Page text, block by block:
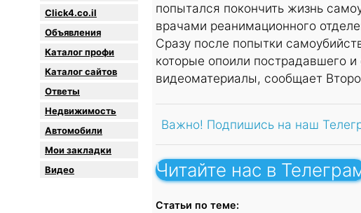
Click4.co.il
Объявления
Каталог профи
Каталог сайтов
Oтветы
Недвижимость
Автомобили
Мои закладки
Видео
попытался покончить жизнь
врачами реанимационного
Сразу после попытки
которые опоили пострадавшего
видеоматериалы, сообщает
Важно! Подпишись на наш
Читайте нас в
Статьи по теме: